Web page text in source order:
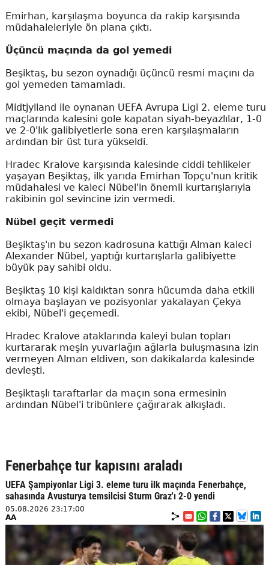
Emirhan, karşılaşma boyunca da rakip karşısında
müdahaleleriyle ön plana çıktı.
Üçüncü maçında da gol yemedi
Beşiktaş, bu sezon oynadığı üçüncü resmi maçını da
gol yemeden tamamladı.
Midtjylland ile oynanan UEFA Avrupa Ligi 2. eleme turu
maçlarında kalesini gole kapatan siyah-beyazlılar, 1-0
ve 2-0'lık galibiyetlerle sona eren karşılaşmaların
ardından bir üst tura yükseldi.
Hradec Kralove karşısında kalesinde ciddi tehlikeler
yaşayan Beşiktaş, ilk yarıda Emirhan Topçu'nun kritik
müdahalesi ve kaleci Nübel'in önemli kurtarışlarıyla
rakibinin gol sevincine izin vermedi.
Nübel geçit vermedi
Beşiktaş'ın bu sezon kadrosuna kattığı Alman kaleci
Alexander Nübel, yaptığı kurtarışlarla galibiyette
büyük pay sahibi oldu.
Beşiktaş 10 kişi kaldıktan sonra hücumda daha etkili
olmaya başlayan ve pozisyonlar yakalayan Çekya
ekibi, Nübel'i geçemedi.
Hradec Kralove ataklarında kaleyi bulan topları
kurtararak meşin yuvarlağın ağlarla buluşmasına izin
vermeyen Alman eldiven, son dakikalarda kalesinde
devleşti.
Beşiktaşlı taraftarlar da maçın sona ermesinin
ardından Nübel'i tribünlere çağırarak alkışladı.
Fenerbahçe tur kapısını araladı
UEFA Şampiyonlar Ligi 3. eleme turu ilk maçında Fenerbahçe,
sahasında Avusturya temsilcisi Sturm Graz'ı 2-0 yendi
05.08.2026 23:17:00
AA